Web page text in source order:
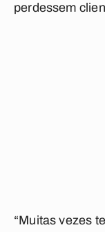
perdessem
“Muitas vezes